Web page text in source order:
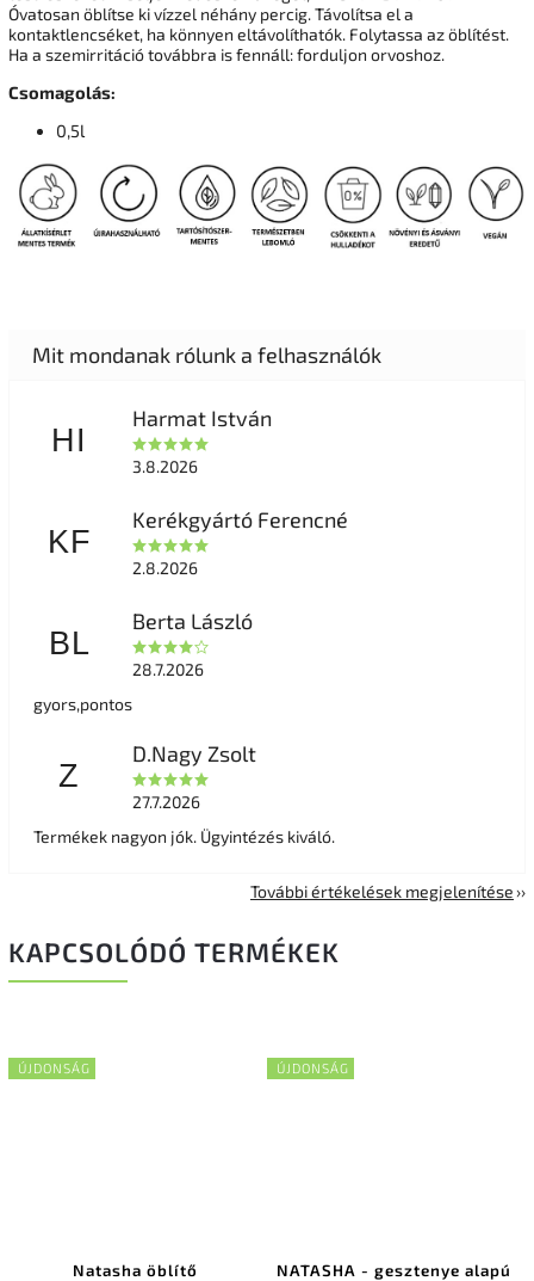
Óvatosan öblítse ki vízzel néhány percig. Távolítsa el a
kontaktlencséket, ha könnyen eltávolíthatók. Folytassa az öblítést.
Ha a szemirritáció továbbra is fennáll: forduljon orvoshoz.
Csomagolás:
0,5l
HI
Harmat István
3.8.2026
KF
Kerékgyártó Ferencné
2.8.2026
BL
Berta László
28.7.2026
gyors,pontos
Z
D.Nagy Zsolt
27.7.2026
Termékek nagyon jók. Ügyintézés kiváló.
További értékelések megjelenítése
KAPCSOLÓDÓ TERMÉKEK
ÚJDONSÁG
Natasha öblítő
ÚJDONSÁG
NATASHA - gesztenye alapú